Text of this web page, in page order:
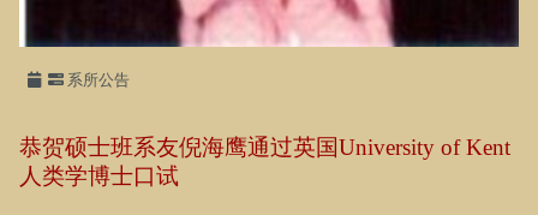
系所公告
恭贺硕士班系友倪海鹰通过英国University of Kent
人类学博士口试